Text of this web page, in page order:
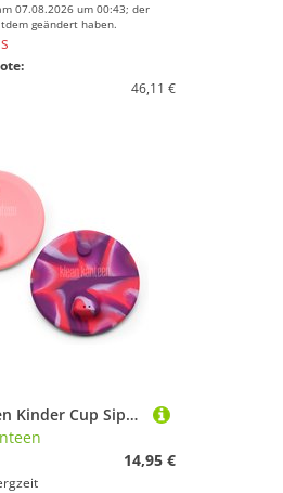
07.08.2026 um 00:43; der
geändert haben.
46,11 €
Klean Kanteen Kinder Cup Sippy Lid 2er Pack
14,95 €